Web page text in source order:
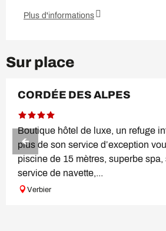
Plus d'informations
Sur place
CORDÉE DES ALPES
Boutique hôtel de luxe, un refuge
plus de son service d’exception
piscine de 15 mètres, superbe spa,
service de navette,...
Verbier